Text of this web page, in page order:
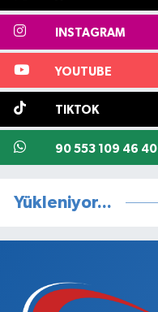
INSTAGRAM
YOUTUBE
TIKTOK
90 553 109 46 40
Yükleniyor...